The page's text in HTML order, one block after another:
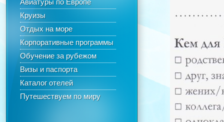
Авиатуры по Европе
Круизы
Отдых на море
Корпоративные программы
Обучение за рубежом
Визы и паспорта
Каталог отелей
Путешествуем по миру